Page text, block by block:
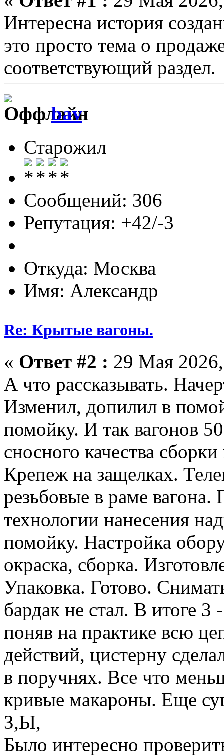
Интересна история
это просто тема о
соответствующий раздел.
bav
Старожил
Сообщений: 306
Репутация: +42/-3
Откуда: Москва
Имя: Александр
Re: Крытые вагоны.
« Ответ #2 : 29 Мая
А что рассказывать.
Изменил, допилил в
помойку. И так вагонов
сносного качества
Крепеж на защелках.
резьбовые в раме
технологии нанесения
помойку. Настройка
окраска, сборка.
Упаковка. Готово.
бардак не стал. В итоге
поняв на практике всю
действий, цистерну
в поручнях. Все что
кривые макароны. Еще
З,Ы,
Было интересно